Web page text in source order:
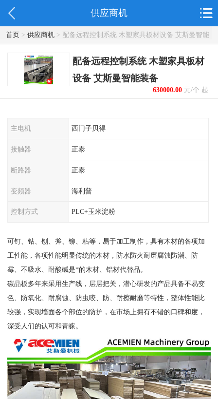
供应商机
首页> 供应商机> 配备远程控制系统 木塑家具板材设备 艾斯曼智能
装备
配备远程控制系统 木塑家具板材
设备 艾斯曼智能装备
630000.00元/个 起
主电机 西门子贝得
接触器 正泰
断路器 正泰
变频器 海利普
控制方式 PLC+玉米淀粉
可钉、钻、刨、斧、铆、粘等，易于加工制作，具有木材的各项加
工性能，各项性能明显传统的木材，防水防火耐磨腐蚀防潮、防
霉、不吸水、耐酸碱是*的木材、铝材代替品。
碳晶板多年来采用生产线，层层把关，潜心研发的产品具备不易变
色、防氧化、耐腐蚀、防虫咬、防、耐擦耐磨等特性，整体性能比
较强，实现墙面各个部位的防护，在市场上拥有不错的口碑和度，
深受人们的认可和青睐。